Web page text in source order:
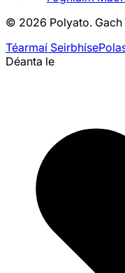
© 2026 Polyato.
Téarmaí Seirbhíse
Déanta le